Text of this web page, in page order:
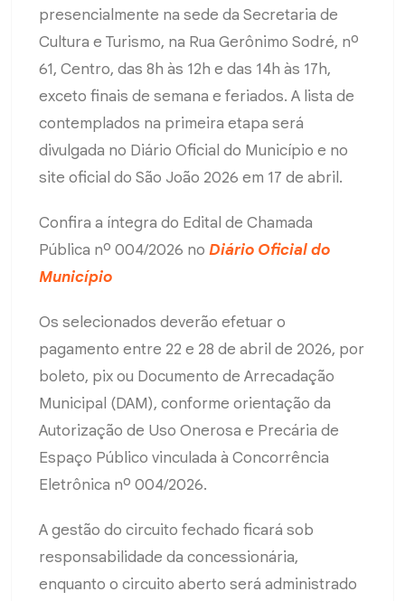
presencialmente na sede da Secretaria de
Cultura e Turismo, na Rua Gerônimo Sodré, nº
61, Centro, das 8h às 12h e das 14h às 17h,
exceto finais de semana e feriados. A lista de
contemplados na primeira etapa será
divulgada no Diário Oficial do Município e no
site oficial do São João 2026 em 17 de abril.
Confira a íntegra do Edital de Chamada
Pública nº 004/2026 no Diário Oficial do
Município
Os selecionados deverão efetuar o
pagamento entre 22 e 28 de abril de 2026, por
boleto, pix ou Documento de Arrecadação
Municipal (DAM), conforme orientação da
Autorização de Uso Onerosa e Precária de
Espaço Público vinculada à Concorrência
Eletrônica nº 004/2026.
A gestão do circuito fechado ficará sob
responsabilidade da concessionária,
enquanto o circuito aberto será administrado